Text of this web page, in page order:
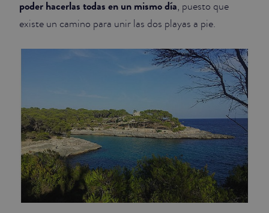
poder hacerlas todas en un mismo día, puesto que
existe un camino para unir las dos playas a pie.